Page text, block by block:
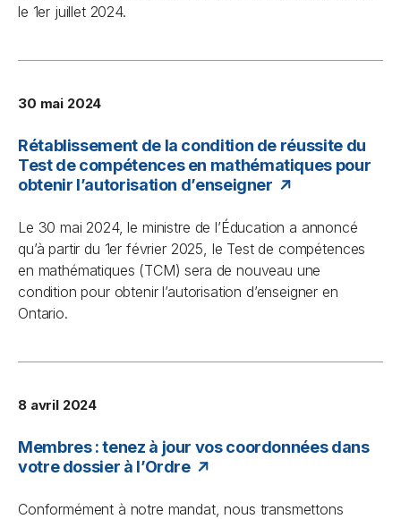
le 1er juillet 2024.
30 mai 2024
Rétablissement de la condition de réussite du
Test de compétences en mathématiques pour
obtenir l’autorisation d’enseigner
Le 30 mai 2024, le ministre de l’Éducation a annoncé
qu’à partir du 1er février 2025, le Test de compétences
en mathématiques (TCM) sera de nouveau une
condition pour obtenir l’autorisation d’enseigner en
Ontario.
8 avril 2024
Membres : tenez à jour vos coordonnées dans
votre dossier à l’Ordre
Conformément à notre mandat, nous transmettons